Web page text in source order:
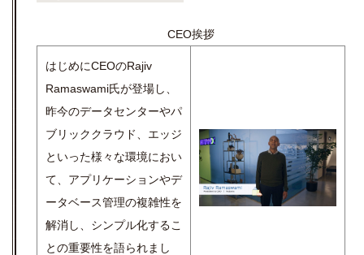
CEO挨拶
はじめにCEOのRajiv
Ramaswami氏が登場し、
昨今のデータセンターやパ
ブリッククラウド、エッジ
といった様々な環境におい
て、アプリケーションやデ
ータベース管理の複雑性を
解消し、シンプル化するこ
との重要性を語られまし